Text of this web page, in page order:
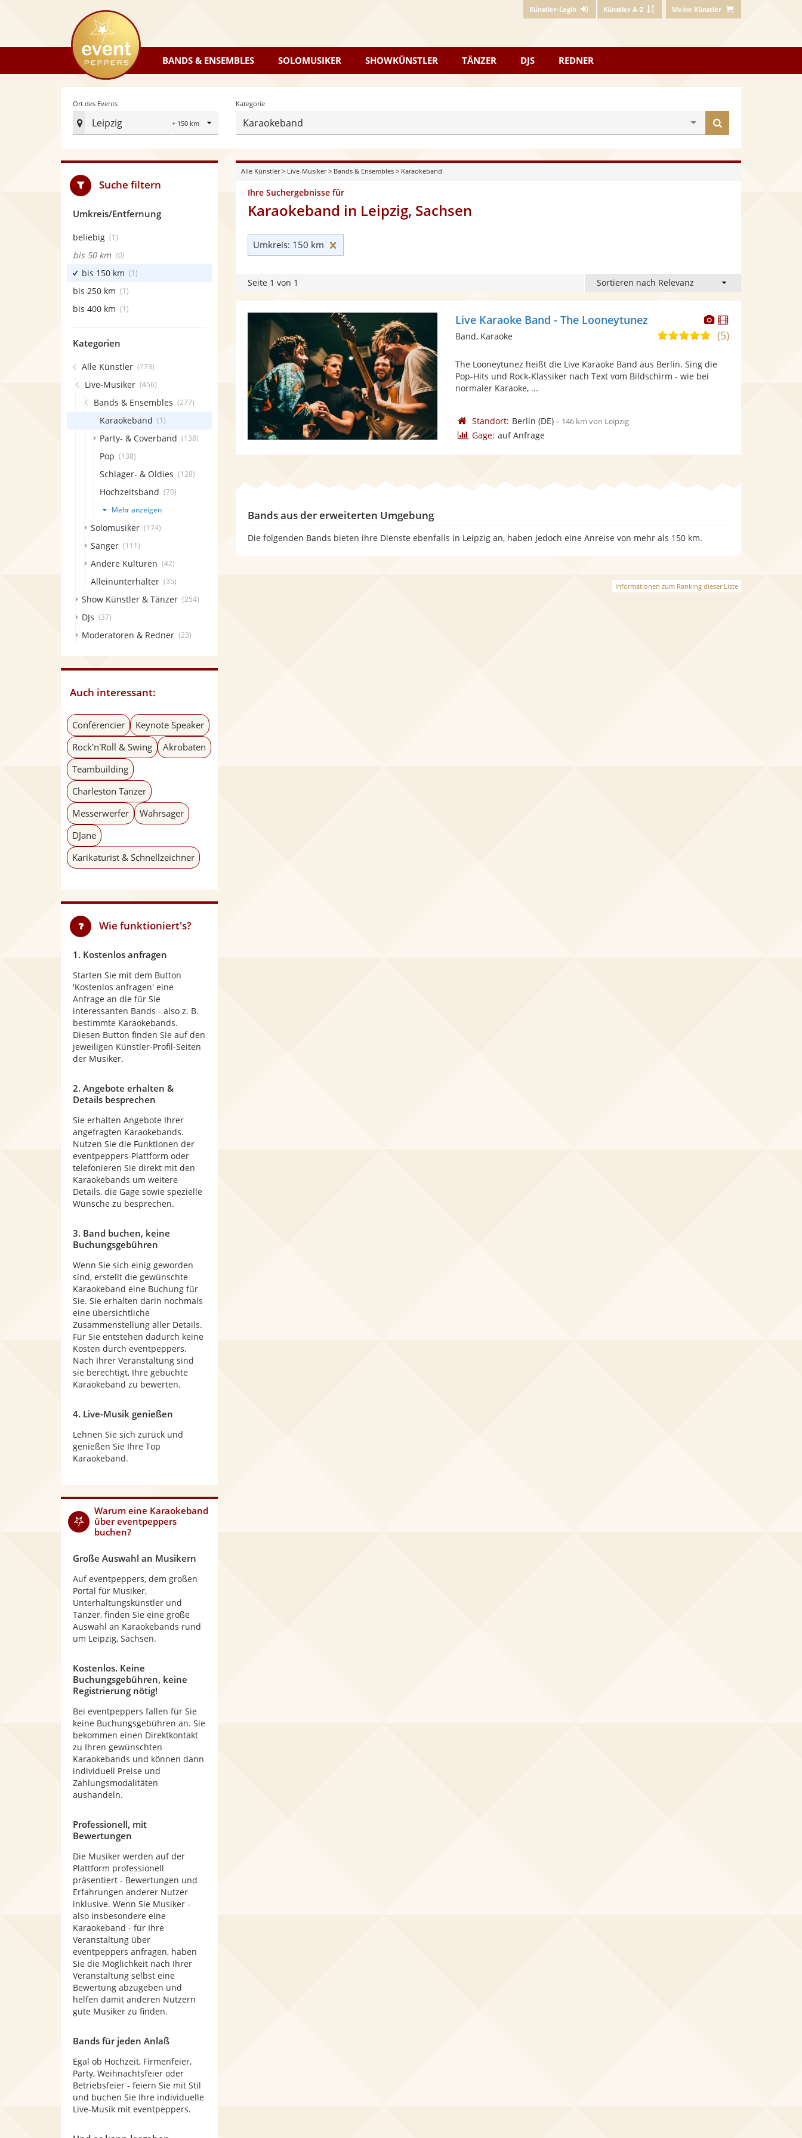
Künstler-Login Künstler A-Z Meine Künstler
eventpeppers
BANDS & ENSEMBLES SOLOMUSIKER SHOWKÜNSTLER TÄNZER DJS REDNER
Ort des Events
Leipzig
Radius
Ort
Events
festlegen
Kategorie
Karaokeband
finden
Alle Künstler> Live-Musiker> Bands & Ensembles> Karaokeband
Ihre Suchergebnisse für
Karaokeband in Leipzig, Sachsen
Umkreis: 150 km
Seite 1 von 1
Dieser
Künstler
stellt
bereit.
Dieser
Künstler
Live Karaoke Band - The Looneytunez
5,0
5
(5)
Band, Karaoke
The Looneytunez heißt die Live Karaoke Band aus Berlin. Sing die
Pop-Hits und Rock-Klassiker nach Text vom Bildschirm - wie bei
normaler Karaoke, ...
Standort: Berlin (DE)- 146 km von Leipzig
Gage: auf Anfrage
Bands aus der erweiterten Umgebung
Die folgenden Bands bieten ihre Dienste ebenfalls in Leipzig an, haben jedoch eine Anreise von mehr als 150 km.
Informationen zum Ranking dieser Liste
Suche filtern
Umkreis/Entfernung
beliebig (1)
bis 50 km (0)
bis 150 km (1)
bis 250 km (1)
bis 400 km (1)
Kategorien
Alle Künstler (773)
Live-Musiker (456)
Bands & Ensembles (277)
Karaokeband (1)
Party- & Coverband (138)
Pop (138)
Schlager- & Oldies (128)
Hochzeitsband (70)
Mehr anzeigen
Solomusiker (174)
Sänger (111)
Andere Kulturen (42)
Alleinunterhalter (35)
Show Künstler & Tänzer (254)
DJs (37)
Moderatoren & Redner (23)
Auch interessant:
Conférencier
Keynote Speaker
Rock'n'Roll & Swing
Akrobaten
Teambuilding
Charleston Tänzer
Messerwerfer
Wahrsager
DJane
Karikaturist & Schnellzeichner
Wie funktioniert's?
1. Kostenlos anfragen
Starten Sie mit dem Button
'Kostenlos anfragen' eine
Anfrage an die für Sie
interessanten Bands - also z. B.
bestimmte Karaokebands.
Diesen Button finden Sie auf den
jeweiligen Künstler-Profil-Seiten
der Musiker.
2. Angebote erhalten &
Details besprechen
Sie erhalten Angebote Ihrer
angefragten Karaokebands.
Nutzen Sie die Funktionen der
eventpeppers-Plattform oder
telefonieren Sie direkt mit den
Karaokebands um weitere
Details, die Gage sowie spezielle
Wünsche zu besprechen.
3. Band buchen, keine
Buchungsgebühren
Wenn Sie sich einig geworden
sind, erstellt die gewünschte
Karaokeband eine Buchung für
Sie. Sie erhalten darin nochmals
eine übersichtliche
Zusammenstellung aller Details.
Für Sie entstehen dadurch keine
Kosten durch eventpeppers.
Nach Ihrer Veranstaltung sind
sie berechtigt, Ihre gebuchte
Karaokeband zu bewerten.
4. Live-Musik genießen
Lehnen Sie sich zurück und
genießen Sie Ihre Top
Karaokeband.
Warum eine Karaokeband
über eventpeppers
buchen?
Große Auswahl an Musikern
Auf eventpeppers, dem großen
Portal für Musiker,
Unterhaltungskünstler und
Tänzer, finden Sie eine große
Auswahl an Karaokebands rund
um Leipzig, Sachsen.
Kostenlos. Keine
Buchungsgebühren, keine
Registrierung nötig!
Bei eventpeppers fallen für Sie
keine Buchungsgebühren an. Sie
bekommen einen Direktkontakt
zu Ihren gewünschten
Karaokebands und können dann
individuell Preise und
Zahlungsmodalitäten
aushandeln.
Professionell, mit
Bewertungen
Die Musiker werden auf der
Plattform professionell
präsentiert - Bewertungen und
Erfahrungen anderer Nutzer
inklusive. Wenn Sie Musiker -
also insbesondere eine
Karaokeband - für Ihre
Veranstaltung über
eventpeppers anfragen, haben
Sie die Möglichkeit nach Ihrer
Veranstaltung selbst eine
Bewertung abzugeben und
helfen damit anderen Nutzern
gute Musiker zu finden.
Bands für jeden Anlaß
Egal ob Hochzeit, Firmenfeier,
Party, Weihnachtsfeier oder
Betriebsfeier - feiern Sie mit Stil
und buchen Sie Ihre individuelle
Live-Musik mit eventpeppers.